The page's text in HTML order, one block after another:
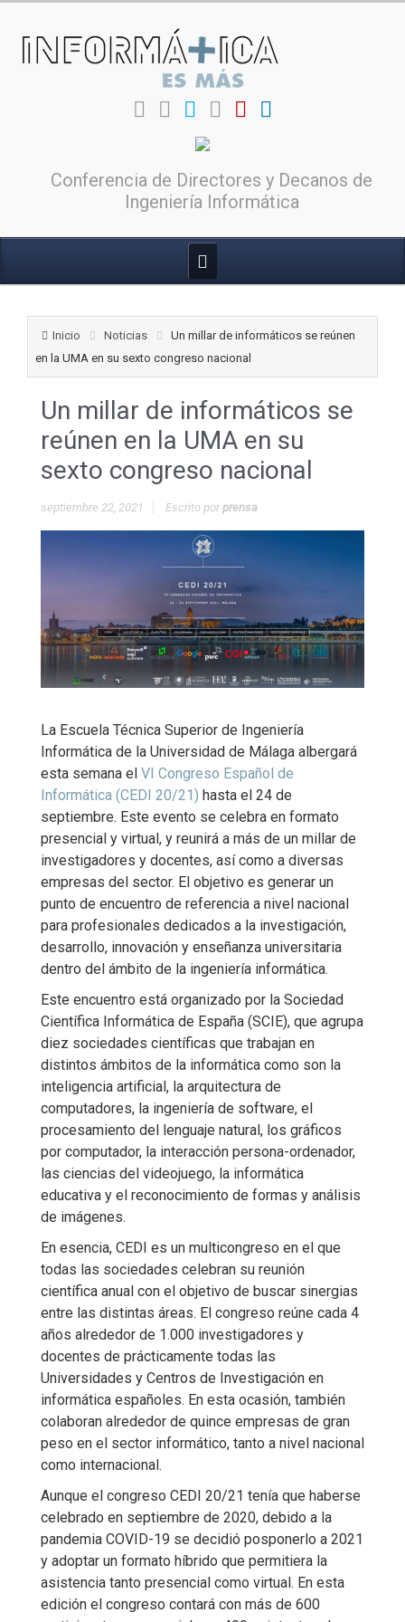
Conferencia de Directores y Decanos de
Ingeniería Informática
Inicio Noticias
Un millar de informáticos se reúnen
en la UMA en su sexto congreso nacional
Un millar de informáticos se
reúnen en la UMA en su
sexto congreso nacional
septiembre 22, 2021 Escrito porprensa
La Escuela Técnica Superior de Ingeniería
Informática de la Universidad de Málaga albergará
esta semana el VI Congreso Español de
Informática (CEDI 20/21) hasta el 24 de
septiembre. Este evento se celebra en formato
presencial y virtual, y reunirá a más de un millar de
investigadores y docentes, así como a diversas
empresas del sector. El objetivo es generar un
punto de encuentro de referencia a nivel nacional
para profesionales dedicados a la investigación,
desarrollo, innovación y enseñanza universitaria
dentro del ámbito de la ingeniería informática.
Este encuentro está organizado por la Sociedad
Científica Informática de España (SCIE), que agrupa
diez sociedades científicas que trabajan en
distintos ámbitos de la informática como son la
inteligencia artificial, la arquitectura de
computadores, la ingeniería de software, el
procesamiento del lenguaje natural, los gráficos
por computador, la interacción persona-ordenador,
las ciencias del videojuego, la informática
educativa y el reconocimiento de formas y análisis
de imágenes.
En esencia, CEDI es un multicongreso en el que
todas las sociedades celebran su reunión
científica anual con el objetivo de buscar sinergias
entre las distintas áreas. El congreso reúne cada 4
años alrededor de 1.000 investigadores y
docentes de prácticamente todas las
Universidades y Centros de Investigación en
informática españoles. En esta ocasión, también
colaboran alrededor de quince empresas de gran
peso en el sector informático, tanto a nivel nacional
como internacional.
Aunque el congreso CEDI 20/21 tenía que haberse
celebrado en septiembre de 2020, debido a la
pandemia COVID-19 se decidió posponerlo a 2021
y adoptar un formato híbrido que permitiera la
asistencia tanto presencial como virtual. En esta
edición el congreso contará con más de 600